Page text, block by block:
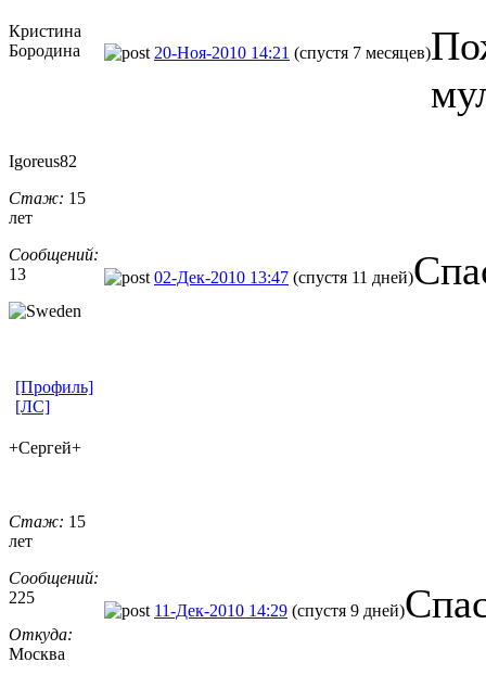
Кристина
Бородина
20-Ноя-2010 14:21 (спустя 7 месяцев)
Igoreus82
Стаж: 15
лет
Сообщений:
13
02-Дек-2010 13:47 (спустя 11 дней)
[Профиль]
[ЛС]
+Сергей+
Стаж: 15
лет
Сообщений:
225
Откуда:
Москва
11-Дек-2010 14:29 (спустя 9 дней)